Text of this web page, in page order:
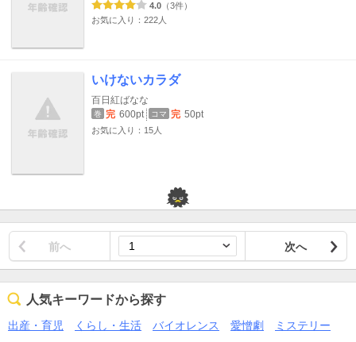
4.0 （3件）
お気に入り：222人
いけないカラダ
百日紅ばなな
巻 完 600pt コマ 完 50pt
お気に入り：15人
前へ 次へ
人気キーワードから探す
出産・育児 くらし・生活 バイオレンス 愛憎劇
ミステリー